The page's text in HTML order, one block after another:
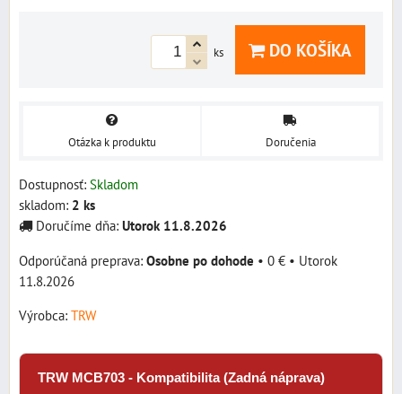
ks DO KOŠÍKA
Otázka k produktu Doručenia
Dostupnosť: Skladom
skladom: 2 ks
Doručíme dňa: Utorok 11.8.2026
Osobne po dohode • 0 € • Utorok
11.8.2026
Výrobca: TRW
TRW MCB703 - Kompatibilita (Zadná náprava)